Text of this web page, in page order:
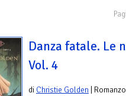
Danza fatale. Le
Vol. 4
di Christie Golden | Romanzo